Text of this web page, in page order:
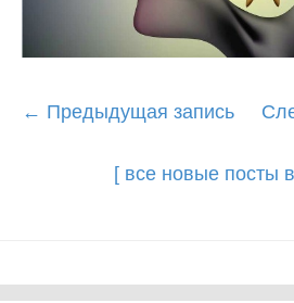
Post
← Предыдущая запись
[ все новые посты